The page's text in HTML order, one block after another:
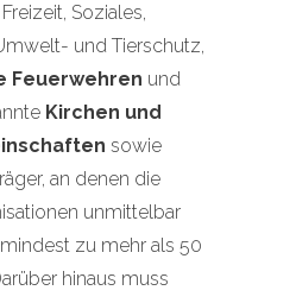
Soziales,
und Tierschutz,
Feuerwehren und
Kirchen und
sowie
an denen die
unmittelbar
zu mehr als 50
hinaus muss